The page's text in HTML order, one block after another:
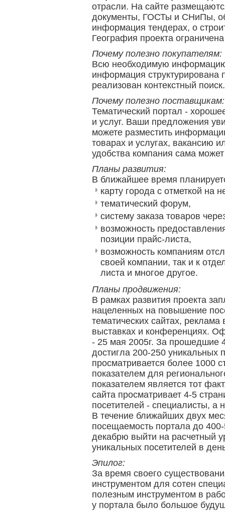
отрасли. На сайте
документы, ГОСТы и СНиПы,
информация тендерах, о
География проекта
Почему полезно покупателям:
Всю необходимую
информация структурирована
реализован контекстный поиск.
Почему полезно поставщикам:
Тематический портал -
и услуг. Ваши предложения
можете разместить
товарах и услугах, вакансию
удобства компания сама
Планы развития:
В ближайшее время
карту города с отметкой на
тематический форум,
систему заказа товаров
возможность
позиции прайс-листа,
возможность компаниям
своей компании, так и к
листа и многое другое.
Планы продвижения:
В рамках развития проекта
нацеленных на повышение
тематических сайтах,
выставках и конференциях.
- 25 мая 2005г. За прошедшие
достигла 200-250 уникальных
просматривается более 1000
показателем для
показателем является тот
сайта просматривает 4-5
посетителей - специалисты, а
В течение ближайших двух
посещаемость портала до
декабрю выйти на расчетный
уникальных посетителей в
Эпилог:
За время своего
инструментом для сотен
полезным инструментом в
у портала было большое